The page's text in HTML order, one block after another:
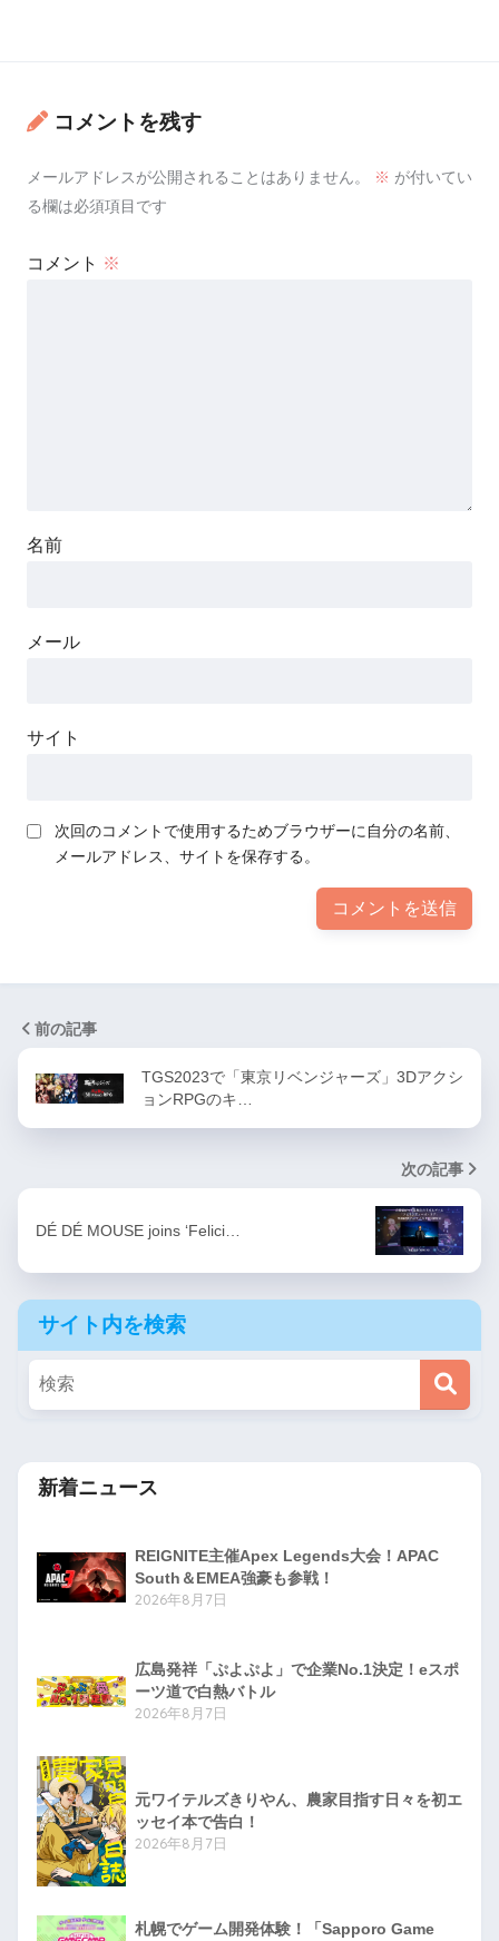
コメントを残す
メールアドレスが公開されることはありません。 ※ が付いてい
る欄は必須項目です
コメント ※
名前
メール
サイト
次回のコメントで使用するためブラウザーに自分の名前、
メールアドレス、サイトを保存する。
前の記事
TGS2023で「東京リベンジャーズ」3Dアクシ
ョンRPGのキ…
次の記事
DÉ DÉ MOUSE joins ‘Felici…
サイト内を検索
新着ニュース
REIGNITE主催Apex Legends大会！APAC
South＆EMEA強豪も参戦！
2026年8月7日
広島発祥「ぷよぷよ」で企業No.1決定！eスポ
ーツ道で白熱バトル
2026年8月7日
元ワイテルズきりやん、農家目指す日々を初エ
ッセイ本で告白！
2026年8月7日
札幌でゲーム開発体験！「Sapporo Game